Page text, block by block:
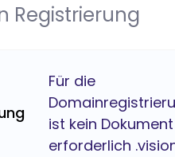
Registrierung
Für die
ist kein Dokument
erforderlich